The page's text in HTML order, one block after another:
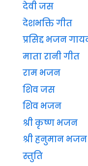
देवी जस
देशभक्ति गीत
प्रसिद्द भजन
माता रानी गीत
राम भजन
शिव जस
शिव भजन
श्री कृष्ण भजन
श्री हनुमान भजन
स्तुति